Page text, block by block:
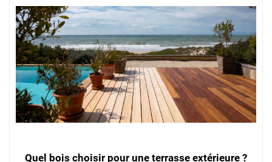
Quel bois choisir pour une terrasse extérieure ?